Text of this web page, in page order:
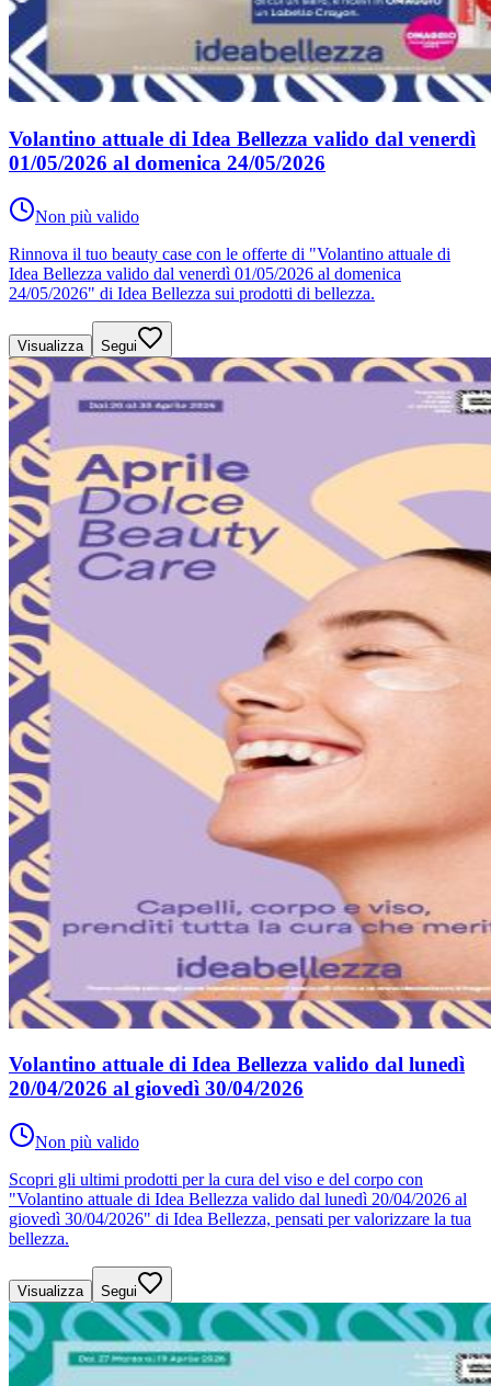
Volantino attuale di Idea Bellezza valido dal venerdì
01/05/2026 al domenica 24/05/2026
Non più valido
Rinnova il tuo beauty case con le offerte di "Volantino attuale di
Idea Bellezza valido dal venerdì 01/05/2026 al domenica
24/05/2026" di Idea Bellezza sui prodotti di bellezza.
Visualizza Segui
Volantino attuale di Idea Bellezza valido dal lunedì
20/04/2026 al giovedì 30/04/2026
Non più valido
Scopri gli ultimi prodotti per la cura del viso e del corpo con
"Volantino attuale di Idea Bellezza valido dal lunedì 20/04/2026 al
giovedì 30/04/2026" di Idea Bellezza, pensati per valorizzare la tua
bellezza.
Visualizza Segui